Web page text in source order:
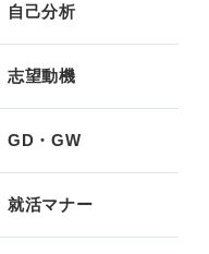
自己分析
志望動機
GD・GW
就活マナー